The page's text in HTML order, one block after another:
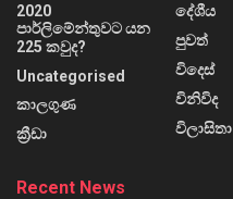
2020
පාර්ලිමේන්තුවට යන
225 කවුද?
Uncategorised
කාලගුණ
ක්‍රීඩා
දේශීය
පුවත්
විදෙස්
විනිවිද
විලාසිතා
Recent News